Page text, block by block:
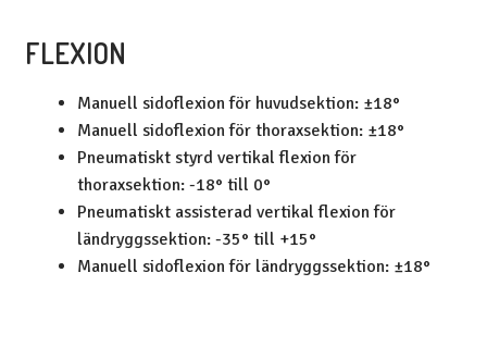
FLEXION
Manuell sidoflexion för huvudsektion: ±18°
Manuell sidoflexion för thoraxsektion: ±18°
Pneumatiskt styrd vertikal flexion för
thoraxsektion: -18° till 0°
Pneumatiskt assisterad vertikal flexion för
ländryggssektion: -35° till +15°
Manuell sidoflexion för ländryggssektion: ±18°